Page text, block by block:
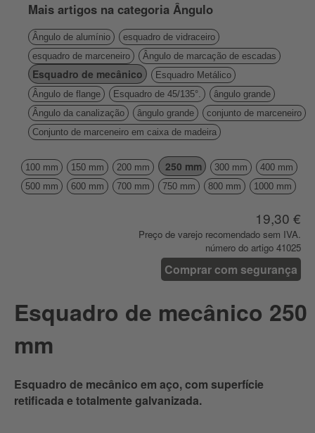
Mais artigos na categoria Ângulo
Ângulo de alumínio
esquadro de vidraceiro
esquadro de marceneiro
Ângulo de marcação de escadas
Esquadro de mecânico
Esquadro Metálico
Ângulo de flange
Esquadro de 45/135°.
ângulo grande
Ângulo da canalização
ângulo grande
conjunto de marceneiro
Conjunto de marceneiro em caixa de madeira
100 mm 150 mm 200 mm 250 mm 300 mm
400 mm
500 mm
600 mm 700 mm 750 mm 800 mm 1000 mm
19,30 €
Preço de varejo recomendado sem IVA.
número do artigo 41025
Comprar com segurança
Esquadro de mecânico 250
mm
Esquadro de mecânico em aço, com superfície
retificada e totalmente galvanizada.